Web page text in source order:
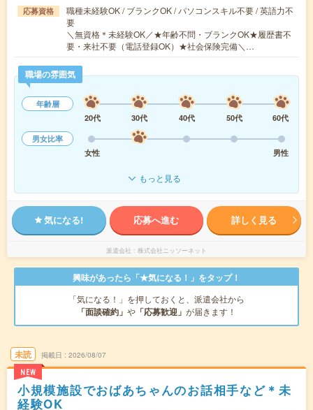
応募資格
職種未経験OK / ブランクOK / パソコンスキル不要 / 英語力不
要
＼無資格＊未経験OK／★年齢不問・ブランクOK★履歴書不
要・来社不要（電話登録OK）★社会保険完備＼…
職場の雰囲気
年齢層
20代
30代 40代 50代
60代
男女比率
女性
男性
もっと見る
気になる! 応募へ進む 詳しく見る
派遣会社 株式会社ニッソーネット
興味があったら「★気になる！」をタップ！
「気になる！」を押しておくと、派遣会社から
「面談確約」 や 「応募歓迎」 が届きます！
未読
NEW
掲載日 2026/08/07
小規模施設でおばあちゃんのお話相手など＊未
経験OK